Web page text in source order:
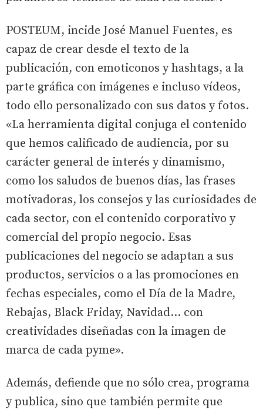
POSTEUM, incide José Manuel Fuentes, es
capaz de crear desde el texto de la
publicación, con emoticonos y hashtags, a la
parte gráfica con imágenes e incluso vídeos,
todo ello personalizado con sus datos y fotos.
«La herramienta digital conjuga el contenido
que hemos calificado de audiencia, por su
carácter general de interés y dinamismo,
como los saludos de buenos días, las frases
motivadoras, los consejos y las curiosidades de
cada sector, con el contenido corporativo y
comercial del propio negocio. Esas
publicaciones del negocio se adaptan a sus
productos, servicios o a las promociones en
fechas especiales, como el Día de la Madre,
Rebajas, Black Friday, Navidad… con
creatividades diseñadas con la imagen de
marca de cada pyme».
Además, defiende que no sólo crea, programa
y publica, sino que también permite que